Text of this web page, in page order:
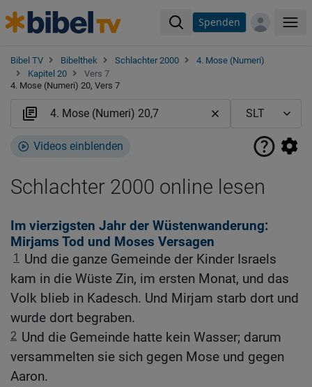
Spenden
Bibel TV Bibelthek Schlachter 2000
4. Mose (Numeri)
Kapitel 20
Vers 7
4. Mose (Numeri) 20, Vers 7
Videos einblenden
Schlachter 2000 online lesen
Im vierzigsten Jahr der Wüstenwanderung:
Mirjams Tod und Moses Versagen
1
Und die ganze Gemeinde der Kinder Israels
kam in die Wüste Zin, im ersten Monat, und das
Volk blieb in Kadesch. Und Mirjam starb dort und
wurde dort begraben.
2 Und die Gemeinde hatte kein Wasser; darum
versammelten sie sich gegen Mose und gegen
Aaron.